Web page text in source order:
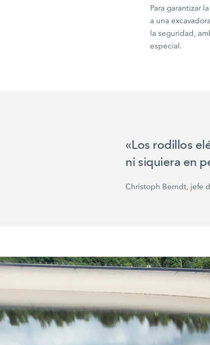
Para garantizar
a una
la seguridad,
especial.
«Los rodillos
ni siquiera en
Christoph Berndt, jefe